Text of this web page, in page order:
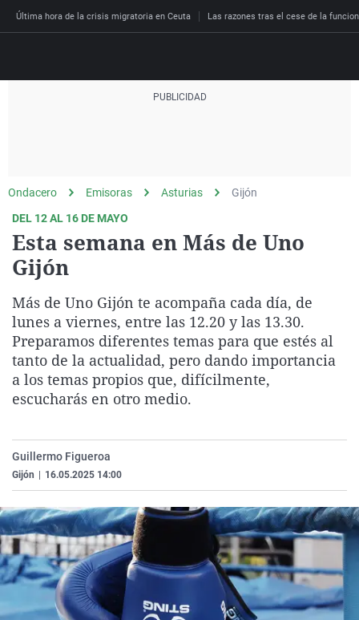
Última hora de la crisis migratoria en Ceuta Las razones tras el cese de la
Por fin
Julia en la onda
Radioestadio noche
El colegio invisible
La rosa de los vientos
Malas decisiones
Expedientes del más
Prohibido morirse
Esto no ha pasado
Caso
Aragón
Baleares
Comunidad de Madrid
Comunitat Valenciana
Extremadura
Economía
Deportes
Baloncesto
Tenis
El tiempo
Más noticias
Mundo
Salud
Gastronomía
Medio ambiente
Virales
Ondacero Emisoras Asturias
Gijón
DEL 12 AL 16 DE MAYO
Esta semana en Más de Uno
Gijón
Más de Uno Gijón te acompaña cada día, de
lunes a viernes, entre las 12.20 y las 13.30.
Preparamos diferentes temas para que estés al
tanto de la actualidad, pero dando importancia
a los temas propios que, difícilmente,
escucharás en otro medio.
Guillermo Figueroa
Gijón 16.05.2025 14:00